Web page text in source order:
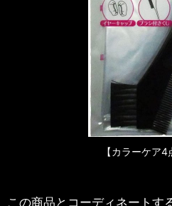
【カラーケア4
この商品とコーディネートす